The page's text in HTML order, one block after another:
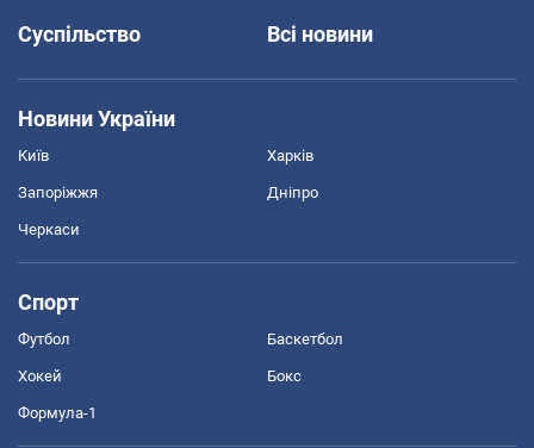
Суспільство
Всі новини
Новини України
Київ Харків
Запоріжжя Дніпро
Черкаси
Спорт
Футбол Баскетбол
Хокей Бокс
Формула-1